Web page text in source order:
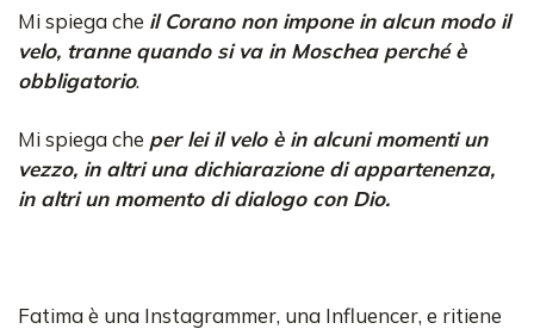
Mi spiega che il Corano non impone in alcun modo il
velo, tranne quando si va in Moschea perché è
obbligatorio.
Mi spiega che per lei il velo è in alcuni momenti un
vezzo, in altri una dichiarazione di appartenenza,
in altri un momento di dialogo con Dio.
Fatima è una Instagrammer, una Influencer, e ritiene